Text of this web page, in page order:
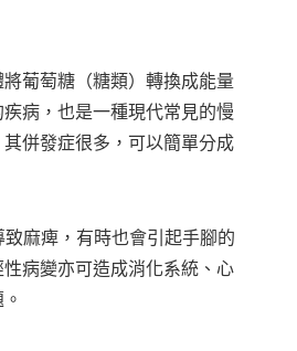
葡萄糖（糖類）轉換成能量
病，也是一種現代常見的慢
併發症很多，可以簡單分成
致麻痺，有時也會引起手腳的
病變亦可造成消化系統、心